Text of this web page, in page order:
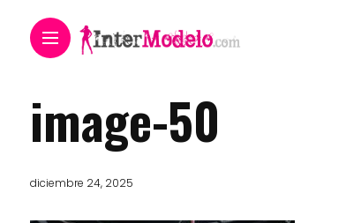
image-50
diciembre 24, 2025